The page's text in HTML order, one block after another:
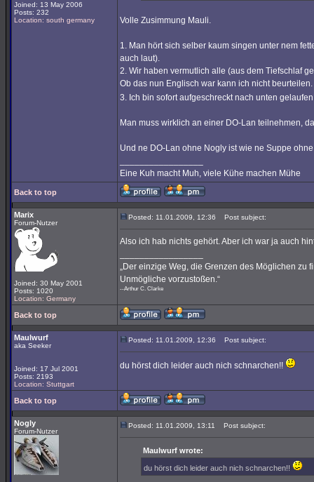
Joined: 13 May 2006
Posts: 232
Location: south germany
Volle Zusimmung Mauli.
1. Man hört sich selber kaum singen unter nem
auch laut).
2. Wir haben vermutlich alle (aus dem Tiefschlaf
Ob das nun Englisch war kann ich nicht beurteilen.
3. Ich bin sofort aufgeschreckt nach unten
Man muss wirklich an einer DO-Lan teilnehmen,
Und ne DO-Lan ohne Nogly ist wie ne Suppe
Eine Kuh macht Muh, viele Kühe machen Mühe
Back to top
Marix
Forum-Nutzer
Joined: 30 May 2001
Posts: 1020
Location: Germany
Posted: 11.01.2009, 12:36 Post subject:
Also ich hab nichts gehört. Aber ich war ja auch
„Der einzige Weg, die Grenzen des Möglichen
Unmögliche vorzustoßen.“
--Arthur C. Clarke
Back to top
Maulwurf
aka Seeker
Joined: 17 Jul 2001
Posts: 2193
Location: Stuttgart
Posted: 11.01.2009, 12:36 Post subject:
du hörst dich leider auch nich schnarchen!!
Back to top
Nogly
Forum-Nutzer
Posted: 11.01.2009, 13:11 Post subject:
Maulwurf wrote:
du hörst dich leider auch nich schnarchen!!